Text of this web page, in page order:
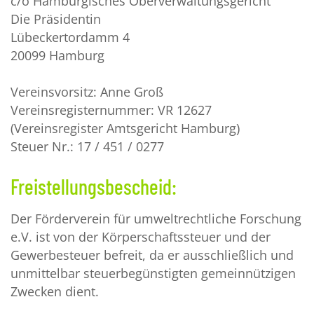
Die Präsidentin
Lübeckertordamm 4
20099 Hamburg
Vereinsvorsitz: Anne Groß
Vereinsregisternummer: VR 12627
(Vereinsregister Amtsgericht Hamburg)
Steuer Nr.: 17 / 451 / 0277
Freistellungsbescheid:
Der Förderverein für umweltrechtliche Forschung
e.V. ist von der Körperschaftssteuer und der
Gewerbesteuer befreit, da er ausschließlich und
unmittelbar steuerbegünstigten gemeinnützigen
Zwecken dient.